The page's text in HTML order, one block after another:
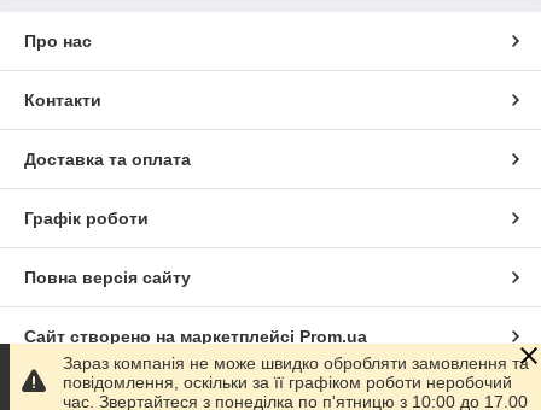
Про нас
Контакти
Доставка та оплата
Графік роботи
Повна версія сайту
Сайт створено на маркетплейсі Prom.ua
Політика конфіденційності
Зараз компанія не може швидко обробляти замовлення та
повідомлення, оскільки за її графіком роботи неробочий
час. Звертайтеся з понеділка по п'ятницю з 10:00 до 17.00